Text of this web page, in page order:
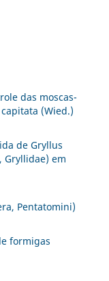
das moscas-
(Wied.)
de Gryllus
Gryllidae) em
Pentatomini)
formigas